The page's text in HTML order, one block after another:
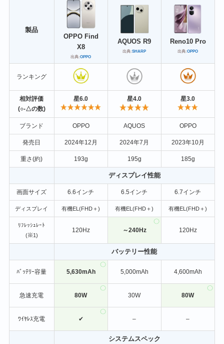
製品
OPPO Find
X8
出典:OPPO
AQUOS R9
出典:SHARP
Reno10 Pro
出典:OPPO
ランキング
相対評価
(○-△の数)
星6.0 星4.0 星3.0
ブランド OPPO AQUOS OPPO
発売日 2024年12月 2024年7月 2023年10月
重さ(約) 193g 195g 185g
ディスプレイ性能
画面サイズ 6.6インチ 6.5インチ 6.7インチ
ディスプレイ 有機EL(FHD＋) 有機EL(FHD＋) 有機EL(FHD＋)
ﾘﾌﾚｯｼｭﾚｰﾄ
(※1)
120Hz ～240Hz 120Hz
バッテリー性能
ﾊﾞｯﾃﾘｰ容量 5,630mAh 5,000mAh 4,600mAh
急速充電 80W 30W 80W
ﾜｲﾔﾚｽ充電 ✔ – –
システムスペック